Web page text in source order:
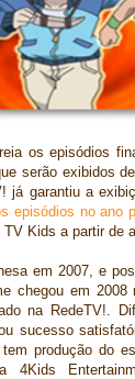
os episódios
serão exibidos
já garantiu a
episódios no ano
Kids a partir de
em 2007, e
chegou em
na RedeTV!.
sucesso
produção do